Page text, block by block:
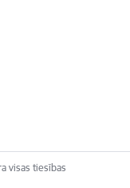
visas tiesības